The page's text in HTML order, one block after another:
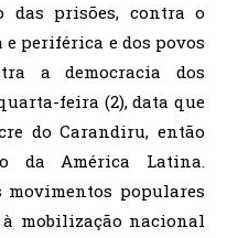
das prisões, contra o
periférica e dos povos
a democracia dos
feira (2), data que
do Carandiru, então
da América Latina.
movimentos populares
mobilização nacional